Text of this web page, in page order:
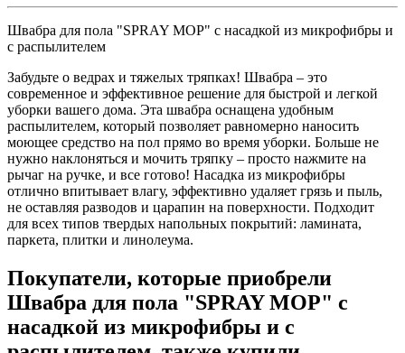
Швабра для пола "SPRAY MOP" с насадкой из микрофибры и
с распылителем
Забудьте о ведрах и тяжелых тряпках! Швабра – это
современное и эффективное решение для быстрой и легкой
уборки вашего дома. Эта швабра оснащена удобным
распылителем, который позволяет равномерно наносить
моющее средство на пол прямо во время уборки. Больше не
нужно наклоняться и мочить тряпку – просто нажмите на
рычаг на ручке, и все готово! Насадка из микрофибры
отлично впитывает влагу, эффективно удаляет грязь и пыль,
не оставляя разводов и царапин на поверхности. Подходит
для всех типов твердых напольных покрытий: ламината,
паркета, плитки и линолеума.
Покупатели, которые приобрели
Швабра для пола "SPRAY MOP" с
насадкой из микрофибры и с